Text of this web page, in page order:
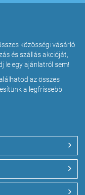
közösségi vásárló
és szállás akcióját,
le egy ajánlatról sem!
az összes
a legfrissebb